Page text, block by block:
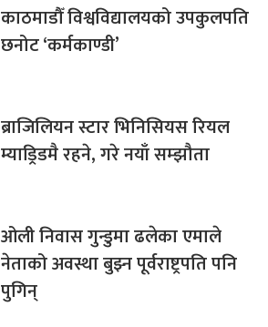
काठमाडौँ विश्वविद्यालयको उपकुलपति
छनोट ‘कर्मकाण्डी’
ब्राजिलियन स्टार भिनिसियस रियल
म्याड्रिडमै रहने, गरे नयाँ सम्झौता
ओली निवास गुन्डुमा ढलेका एमाले
नेताको अवस्था बुझ्न पूर्वराष्ट्रपति पनि
पुगिन्